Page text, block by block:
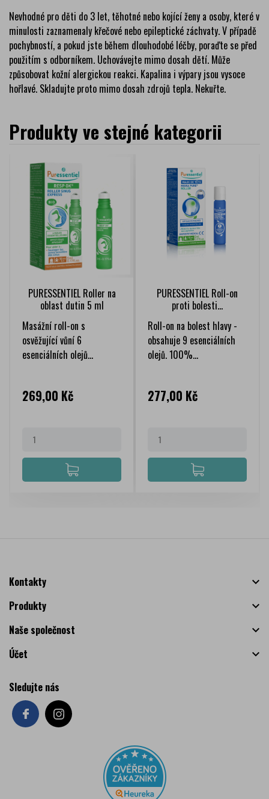
Nevhodné pro děti do 3 let, těhotné nebo kojící ženy a osoby, které v
minulosti zaznamenaly křečové nebo epileptické záchvaty. V případě
pochybností, a pokud jste během dlouhodobé léčby, poraďte se před
použitím s odborníkem. Uchovávejte mimo dosah dětí. Může
způsobovat kožní alergickou reakci. Kapalina i výpary jsou vysoce
hořlavé. Skladujte proto mimo dosah zdrojů tepla. Nekuřte.
Produkty ve stejné kategorii
PURESSENTIEL Roller na
oblast dutin 5 ml
Masážní roll-on s
osvěžující vůní 6
esenciálních olejů...
Cena
269,00 Kč
PURESSENTIEL Roll-on
proti bolesti...
Roll-on na bolest hlavy -
obsahuje 9 esenciálních
olejů. 100%...
Cena
277,00 Kč
Kontakty

Produkty

Naše společnost

Účet

Sledujte nás